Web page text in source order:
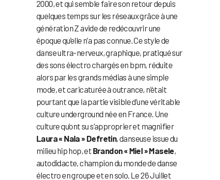
2000, et qui semble faire son retour depuis
quelques temps sur les réseaux grâce à une
génération Z avide de redécouvrir une
époque qu’elle n’a pas connue. Ce style de
danse ultra-nerveux, graphique, pratiqué sur
des sons électro chargés en bpm, réduite
alors par les grands médias à une simple
mode, et caricaturée à outrance, n’était
pourtant que la partie visible d’une véritable
culture underground née en France. Une
culture qu’ont su s’approprier et magnifier
Laura « Nala » Defretin, danseuse issue du
milieu hip hop, et Brandon « Miel » Masele,
autodidacte, champion du monde de danse
électro en groupe et en solo. Le 26 Juillet